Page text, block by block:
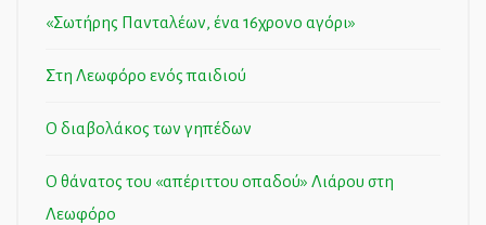
«Σωτήρης Πανταλέων, ένα 16χρονο αγόρι»
Στη Λεωφόρο ενός παιδιού
Ο διαβολάκος των γηπέδων
Ο θάνατος του «απέριττου οπαδού» Λιάρου στη
Λεωφόρο